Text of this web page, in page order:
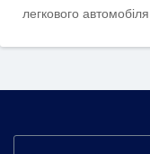
легкового автомобіля